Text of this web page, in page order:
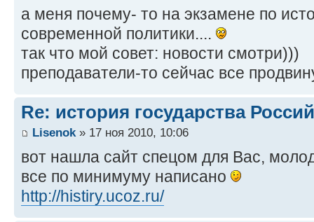
а меня почему- то на экзамене по
современной политики....
так что мой совет: новости смотри)))
преподаватели-то сейчас все
Re: история государства
Lisenok» 17 ноя 2010, 10:06
вот нашла сайт спецом для Вас,
все по минимуму написано
http://histiry.ucoz.ru/